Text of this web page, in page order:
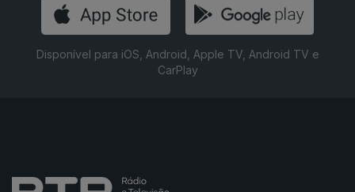
Disponível para iOS, Android, Apple TV, Android TV e
CarPlay